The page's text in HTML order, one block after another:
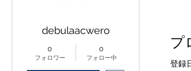
プ
登録
debulaacwero
0
フォロワー
0
フォロー中